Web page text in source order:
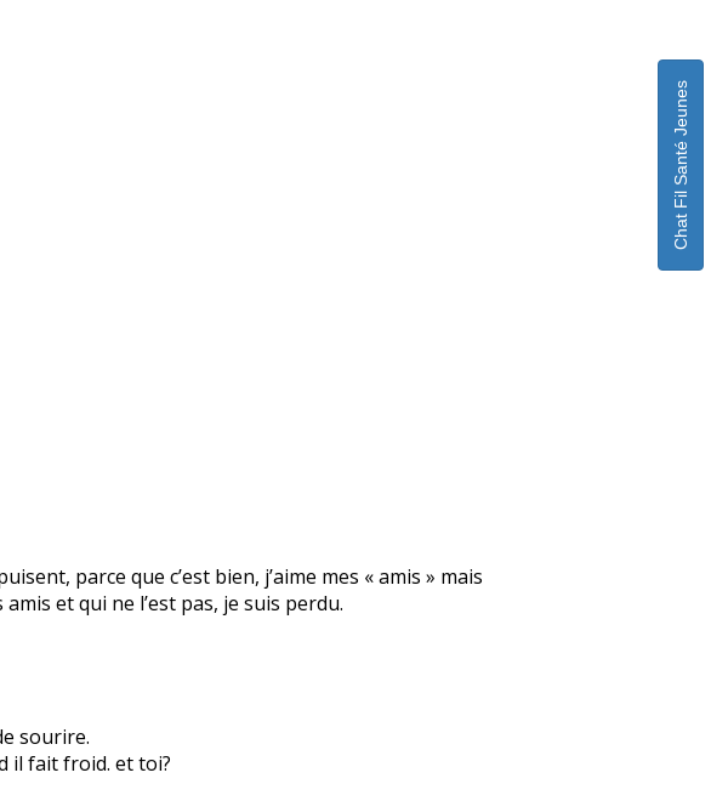
parce que c’est bien, j’aime mes « amis » mais
et qui ne l’est pas, je suis perdu.
sourire.
il fait froid. et toi?
Chat Fil Santé Jeunes